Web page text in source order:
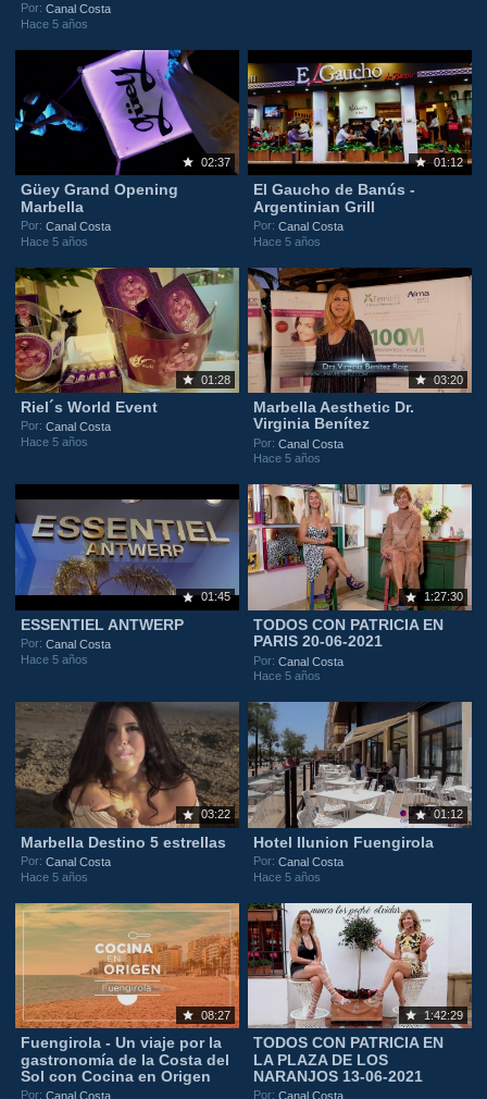
Por:Canal Costa
Hace 5 años
02:37
Güey Grand Opening
Marbella
Por:Canal Costa
Hace 5 años
01:12
El Gaucho de Banús -
Argentinian Grill
Por:Canal Costa
Hace 5 años
01:28
Riel´s World Event
Por:Canal Costa
Hace 5 años
03:20
Marbella Aesthetic Dr.
Virginia Benítez
Por:Canal Costa
Hace 5 años
01:45
ESSENTIEL ANTWERP
Por:Canal Costa
Hace 5 años
1:27:30
TODOS CON PATRICIA EN
PARIS 20-06-2021
Por:Canal Costa
Hace 5 años
03:22
Marbella Destino 5 estrellas
Por:Canal Costa
Hace 5 años
01:12
Hotel Ilunion Fuengirola
Por:Canal Costa
Hace 5 años
08:27
Fuengirola - Un viaje por la
gastronomía de la Costa del
Sol con Cocina en Origen
Por:Canal Costa
1:42:29
TODOS CON PATRICIA EN
LA PLAZA DE LOS
NARANJOS 13-06-2021
Por:Canal Costa